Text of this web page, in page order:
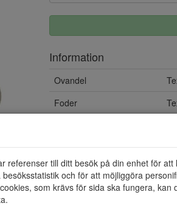
Information
Ovandel
Foder
referenser till ditt besök på din enhet för att
och för att möjliggöra
som krävs för sida ska fungera, kan